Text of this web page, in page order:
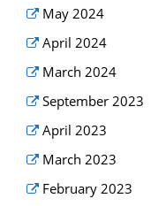
May 2024
April 2024
March 2024
September 2023
April 2023
March 2023
February 2023